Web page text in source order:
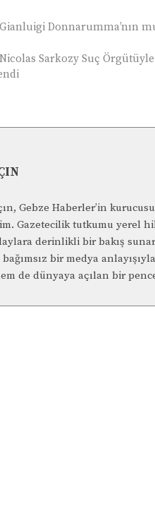
Gianluigi Donnarumma’nın
Sarkozy Suç Örgütüyle
Gebze Haberler’in
Gazetecilik tutkumu yerel
derinlikli bir bakış
bir medya
de dünyaya açılan bir